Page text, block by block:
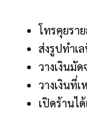
โทรคุยรา
ส่งรูปทำเ
วางเงินมั
วางเงินที่
เปิดร้านได้